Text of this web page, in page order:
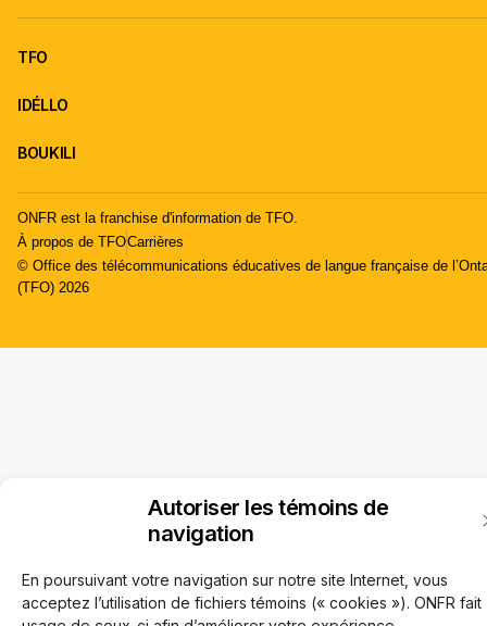
Autoriser les témoins de
navigation
En poursuivant votre navigation sur notre site Internet, vous
acceptez l’utilisation de fichiers témoins (« cookies »). ONFR fait
TFO
IDÉLLO
BOUKILI
ONFR est la franchise d'information de TFO.
À propos de TFOCarrières
© Office des télécommunications éducatives de langue française de
(TFO) 2026